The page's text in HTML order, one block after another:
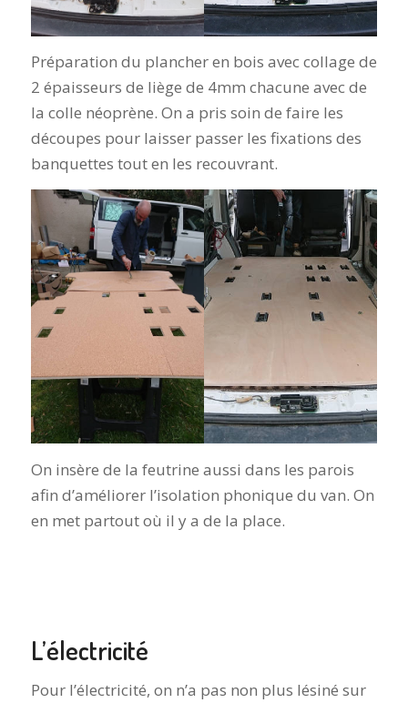
Préparation du plancher en bois avec collage de
2 épaisseurs de liège de 4mm chacune avec de
la colle néoprène. On a pris soin de faire les
découpes pour laisser passer les fixations des
banquettes tout en les recouvrant.
On insère de la feutrine aussi dans les parois
afin d’améliorer l’isolation phonique du van. On
en met partout où il y a de la place.
L’électricité
Pour l’électricité, on n’a pas non plus lésiné sur